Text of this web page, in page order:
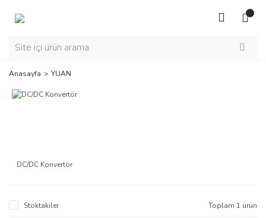
Anasayfa YUAN
DC/DC Konvertör
Stoktakiler Toplam 1 ürün